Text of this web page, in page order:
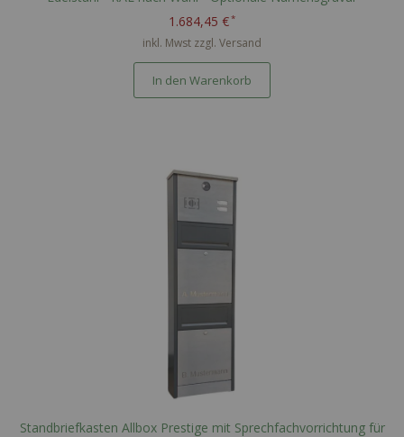
1.684,45 €
inkl. Mwst zzgl. Versand
In den Warenkorb
Standbriefkasten Allbox Prestige mit Sprechfachvorrichtung für